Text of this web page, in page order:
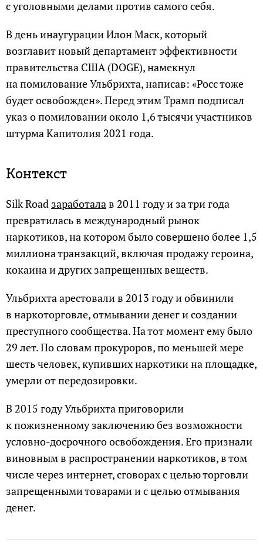
с уголовными делами против самого себя.
В день инаугурации Илон Маск, который
возглавит новый департамент эффективности
правительства США (DOGE), намекнул
на помилование Ульбрихта, написав: «Росс тоже
будет освобожден». Перед этим Трамп подписал
указ о помиловании около 1,6 тысячи участников
штурма Капитолия 2021 года.
Контекст
Silk Road заработалав 2011 году и за три года
превратилась в международный рынок
наркотиков, на котором было совершено более 1,5
миллиона транзакций, включая продажу героина,
кокаина и других запрещенных веществ.
Ульбрихта арестовали в 2013 году и обвинили
в наркоторговле, отмывании денег и создании
преступного сообщества. На тот момент ему было
29 лет. По словам прокуроров, по меньшей мере
шесть человек, купивших наркотики на площадке,
умерли от передозировки.
В 2015 году Ульбрихта приговорили
к пожизненному заключению без возможности
условно-досрочного освобождения. Его признали
виновным в распространении наркотиков, в том
числе через интернет, сговорах с целью торговли
запрещенными товарами и с целью отмывания
денег.